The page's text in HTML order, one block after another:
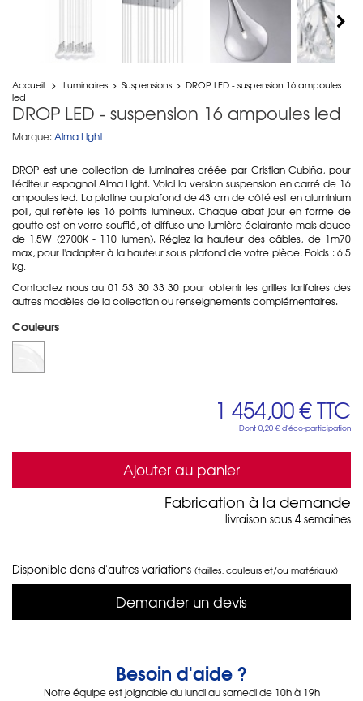
Accueil > Luminaires > Suspensions > DROP LED - suspension 16 ampoules
led
DROP LED - suspension 16 ampoules led
Marque: Alma Light
DROP est une collection de luminaires créée par Cristian Cubiña, pour
l'éditeur espagnol Alma Light. Voici la version suspension en carré de 16
ampoules led. La platine au plafond de 43 cm de côté est en aluminium
poli, qui reflète les 16 points lumineux. Chaque abat jour en forme de
goutte est en verre soufflé, et diffuse une lumière éclairante mais douce
de 1,5W (2700K - 110 lumen). Réglez la hauteur des câbles, de 1m70
max, pour l'adapter à la hauteur sous plafond de votre pièce. Poids : 6.5
kg.
Contactez nous au 01 53 30 33 30 pour obtenir les grilles tarifaires des
autres modèles de la collection ou renseignements complémentaires.
Couleurs
1 454,00 €TTC
Dont 0,20 € d'éco-participation
Ajouter au panier
Fabrication à la demande
livraison sous 4 semaines
Disponible dans d'autres variations (tailles, couleurs et/ou matériaux)
Demander un devis
Besoin d'aide ?
Notre équipe est joignable du lundi au samedi de 10h à 19h